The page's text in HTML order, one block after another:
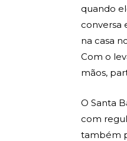
quando
conversa
na casa
Com o
mãos,
O Santa
com
também